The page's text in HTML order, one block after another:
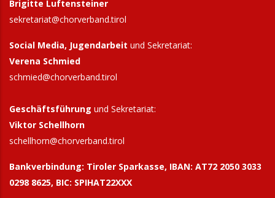
Brigitte Luftensteiner
sekretariat@chorverband.tirol
Social Media, Jugendarbeit und Sekretariat:
Verena Schmied
schmied@chorverband.tirol
Geschäftsführung und Sekretariat:
Viktor Schellhorn
schellhorn@chorverband.tirol
Bankverbindung: Tiroler Sparkasse, IBAN: AT72 2050 3033
0298 8625, BIC: SPIHAT22XXX